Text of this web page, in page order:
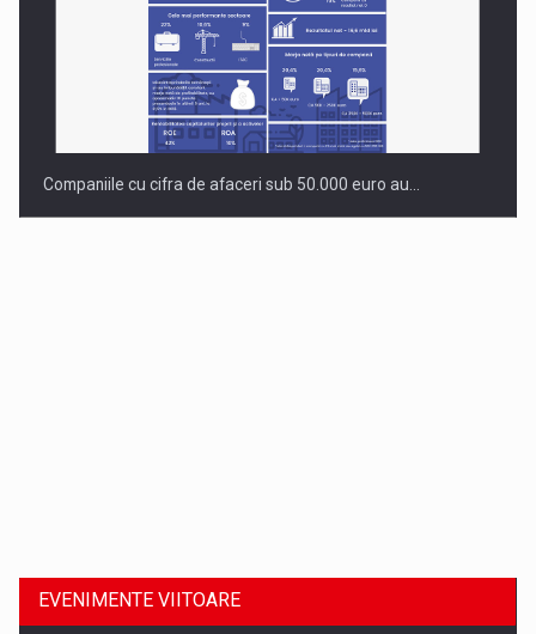
Companiile cu cifra de afaceri sub 50.000 euro au…
EVENIMENTE VIITOARE